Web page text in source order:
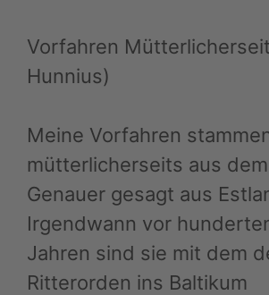
Vorfahren
Hunnius)
Meine Vorfahren
mütterlicherseits aus
Genauer gesagt aus
Irgendwann vor
Jahren sind sie mit dem
Ritterorden ins Baltikum